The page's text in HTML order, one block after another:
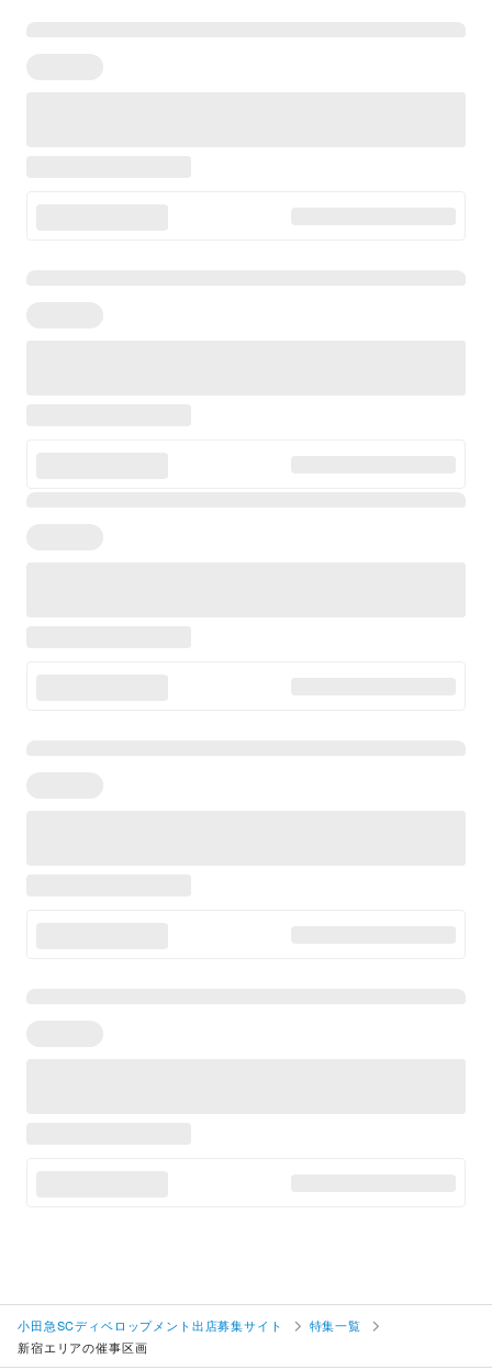
小田急SCディベロップメント出店募集サイト
特集一覧
新宿エリアの催事区画